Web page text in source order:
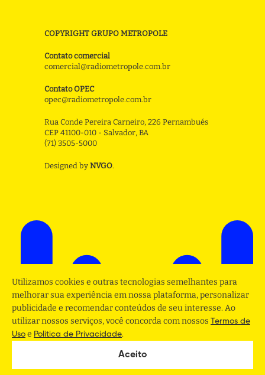
COPYRIGHT GRUPO METROPOLE
Contato comercial
comercial@radiometropole.com.br
Contato OPEC
opec@radiometropole.com.br
Rua Conde Pereira Carneiro, 226 Pernambués
CEP 41100-010 - Salvador, BA
(71) 3505-5000
Designed by NVGO.
Utilizamos cookies e outras tecnologias semelhantes para
melhorar sua experiência em nossa plataforma, personalizar
publicidade e recomendar conteúdos de seu interesse. Ao
utilizar nossos serviços, você concorda com nossos Termos de
Uso e Politica de Privacidade.
Aceito